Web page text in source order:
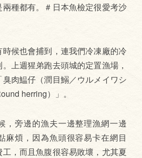
種都有。＃日本魚檢定很愛考沙
候也會捕到，連我們冷凍廠的冷
上週猩弟跑去頭城的定置漁場，
肉鰛仔（潤目鰯／ウルメイワシ
herring）」。
，旁邊的漁夫一邊整理漁網一邊
麻煩，因為魚頭很容易卡在網目
工，而且魚腹很容易敗壞，尤其夏